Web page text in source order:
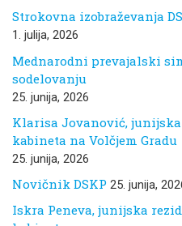
Strokovna izobraževanja
1. julija, 2026
Mednarodni prevajalski
sodelovanju
25. junija, 2026
Klarisa Jovanović,
kabineta na Volčjem Gradu
25. junija, 2026
Novičnik DSKP 25. junija,
Iskra Peneva, junijska